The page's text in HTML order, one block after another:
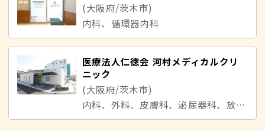
(大阪府/茨木市)
内科、循環器内科
医療法人仁徳会 河村メディカルクリ
ニック
(大阪府/茨木市)
内科、外科、皮膚科、泌尿器科、放射線科、肛門外科、胃腸内科